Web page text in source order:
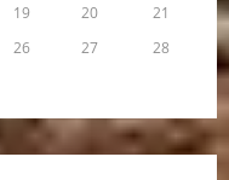
19 20
21
26 27
28